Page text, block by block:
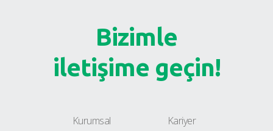
Bizimle
iletişime geçin!
Kurumsal Kariyer